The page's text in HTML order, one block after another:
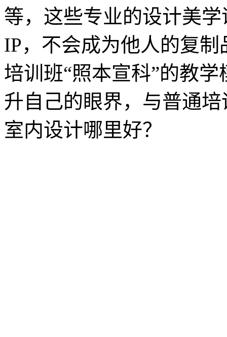
等，这些专业的设计美
IP，不会成为他人的复
培训班“照本宣科”的教
升自己的眼界，与普通
室内设计哪里好？